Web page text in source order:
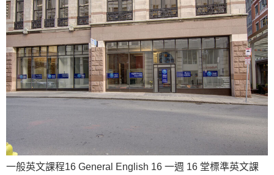
一般英文課程16 General English 16 一週 16 堂標準英文課